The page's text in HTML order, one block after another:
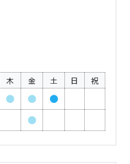
木 金 土 日 祝
● ●
●
●